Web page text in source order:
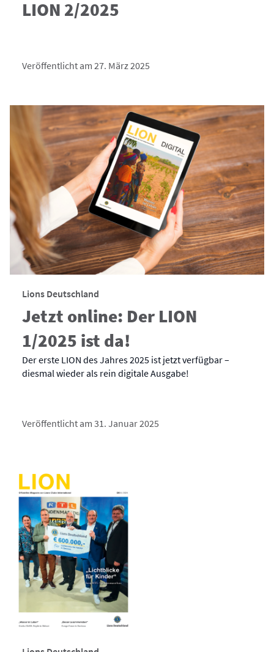
LION 2/2025
Veröffentlicht am 27. März 2025
Lions Deutschland
Jetzt online: Der LION
1/2025 ist da!
Der erste LION des Jahres 2025 ist jetzt verfügbar –
diesmal wieder als rein digitale Ausgabe!
Veröffentlicht am 31. Januar 2025